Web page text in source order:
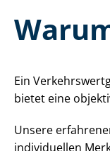
Ein
bietet eine
Unsere
individuellen